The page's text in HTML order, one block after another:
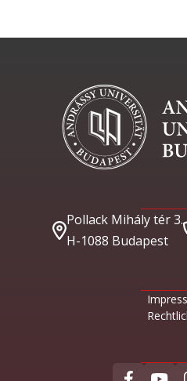
Pollack Mihály tér 3.
H-1088 Budapest